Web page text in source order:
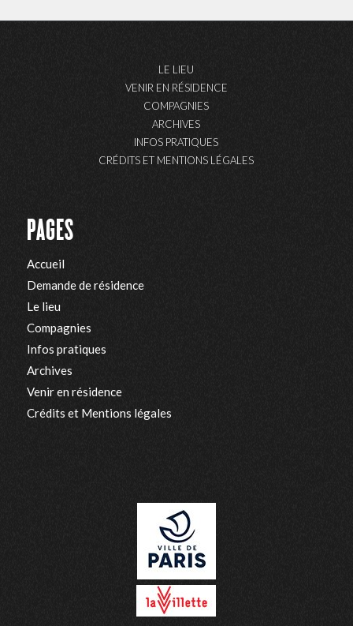
LE LIEU
VENIR EN RÉSIDENCE
COMPAGNIES
ARCHIVES
INFOS PRATIQUES
CRÉDITS ET MENTIONS LÉGALES
PAGES
Accueil
Demande de résidence
Le lieu
Compagnies
Infos pratiques
Archives
Venir en résidence
Crédits et Mentions légales